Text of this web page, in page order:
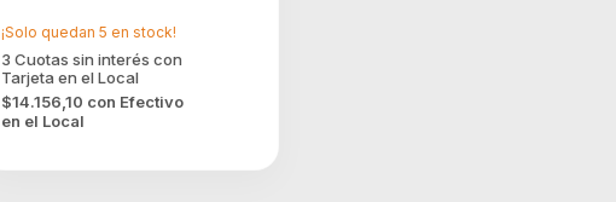
$14.156,10 con Efectivo
en el Local
¡Solo quedan 5 en stock!